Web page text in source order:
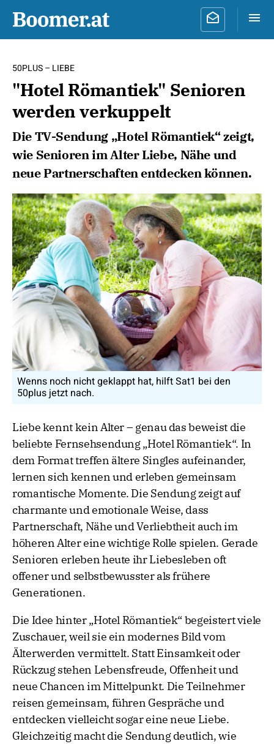
50PLUS – LIEBE
"Hotel Römantiek" Senioren
werden verkuppelt
Die TV-Sendung „Hotel Römantiek“ zeigt,
wie Senioren im Alter Liebe, Nähe und
neue Partnerschaften entdecken können.
Wenns noch nicht geklappt hat, hilft Sat1 bei den
50plus jetzt nach.
Liebe kennt kein Alter – genau das beweist die
beliebte Fernsehsendung „Hotel Römantiek“. In
dem Format treffen ältere Singles aufeinander,
lernen sich kennen und erleben gemeinsam
romantische Momente. Die Sendung zeigt auf
charmante und emotionale Weise, dass
Partnerschaft, Nähe und Verliebtheit auch im
höheren Alter eine wichtige Rolle spielen. Gerade
Senioren erleben heute ihr Liebesleben oft
offener und selbstbewusster als frühere
Generationen.
Die Idee hinter „Hotel Römantiek“ begeistert viele
Zuschauer, weil sie ein modernes Bild vom
Älterwerden vermittelt. Statt Einsamkeit oder
Rückzug stehen Lebensfreude, Offenheit und
neue Chancen im Mittelpunkt. Die Teilnehmer
reisen gemeinsam, führen Gespräche und
entdecken vielleicht sogar eine neue Liebe.
Gleichzeitig macht die Sendung deutlich, wie